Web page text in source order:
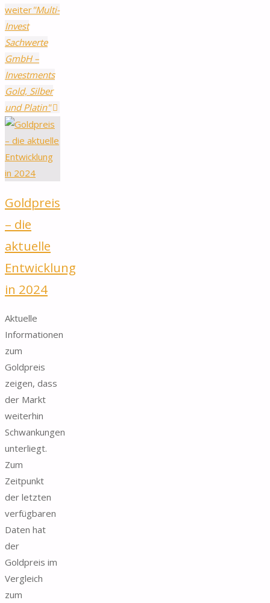
weiter"Multi-
Invest
Sachwerte
GmbH –
Investments
Gold, Silber
und Platin"
Goldpreis
– die
aktuelle
Entwicklung
in 2024
Aktuelle
Informationen
zum
Goldpreis
zeigen, dass
der Markt
weiterhin
Schwankungen
unterliegt.
Zum
Zeitpunkt
der letzten
verfügbaren
Daten hat
der
Goldpreis im
Vergleich
zum